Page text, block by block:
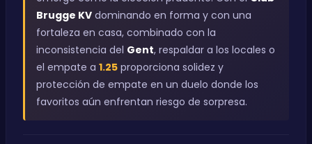
Brugge KV dominando en forma y con una
fortaleza en casa, combinado con la
inconsistencia del Gent, respaldar a los locales o
el empate a 1.25 proporciona solidez y
protección de empate en un duelo donde los
favoritos aún enfrentan riesgo de sorpresa.